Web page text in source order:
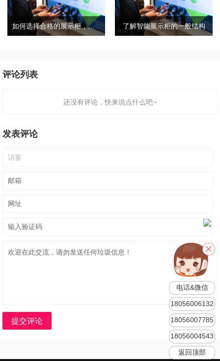
如何选择合格的展示柜，合格的展柜有哪些特点？ 了解智能展示柜的一般结构
评论列表
还没有评论，快来说点什么吧~
发表评论
提交评论
电话&微信
18056006132
18056007785
18056004543
返回顶部